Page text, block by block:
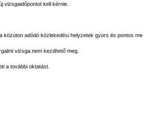
vizsgaidőpontot kell kérnie.
adódó közlekedési helyzetek gyors és pontos
vizsga nem kezdhető meg.
a további oktatást.